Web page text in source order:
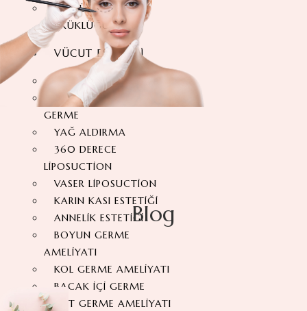
GÖĞÜS BAŞI
ÇÖKÜKLÜĞÜ
VÜCUT ESTETIĞI
KARIN GERME ESTETIĞI
360 DERECE KARIN
GERME
YAĞ ALDIRMA
360 DERECE
LIPOSUCTION
VASER LIPOSUCTION
KARIN KASI ESTETIĞI
ANNELIK ESTETIĞI
BOYUN GERME
AMELIYATI
KOL GERME AMELIYATI
BACAK İÇI GERME
SIRT GERME AMELIYATI
Blog